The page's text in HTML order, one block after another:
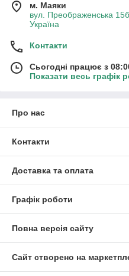
м. Маяки
вул. Преображенська
Україна
Контакти
Сьогодні працює з
Показати весь графік
Про нас
Контакти
Доставка та оплата
Графік роботи
Повна версія сайту
Сайт створено на